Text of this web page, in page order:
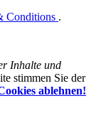
Conditions .
Inhalte und
stimmen Sie der
ablehnen!